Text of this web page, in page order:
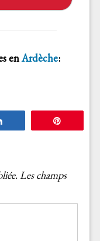
enArdèche:
Les champs